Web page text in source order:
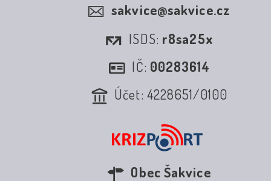
sakvice@sakvice.cz
ISDS: r8sa25x
IČ: 00283614
Účet: 4228651/0100
Obec Šakvice